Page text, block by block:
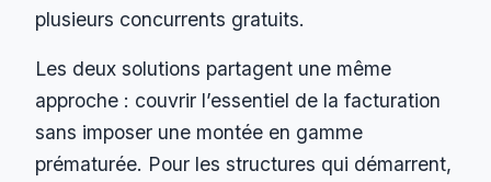
plusieurs concurrents gratuits.
Les deux solutions partagent une même
approche : couvrir l’essentiel de la facturation
sans imposer une montée en gamme
prématurée. Pour les structures qui démarrent,